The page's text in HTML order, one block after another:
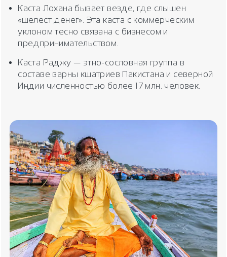
Каста Лохана бывает везде, где слышен
«шелест денег». Эта каста с коммерческим
уклоном тесно связана с бизнесом и
предпринимательством.
Каста Раджу — этно-сословная группа в
составе варны кшатриев Пакистана и северной
Индии численностью более 17 млн. человек.